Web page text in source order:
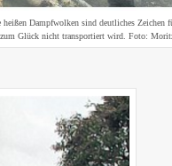
Dampfwolken sind deutliches Zeichen
Glück nicht transportiert wird. Foto: